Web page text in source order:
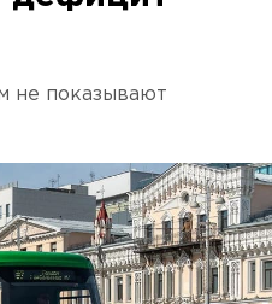
не показывают